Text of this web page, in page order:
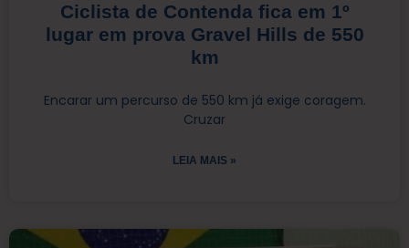
Ciclista de Contenda fica em 1º
lugar em prova Gravel Hills de 550
km
Encarar um percurso de 550 km já exige coragem.
Cruzar
LEIA MAIS »